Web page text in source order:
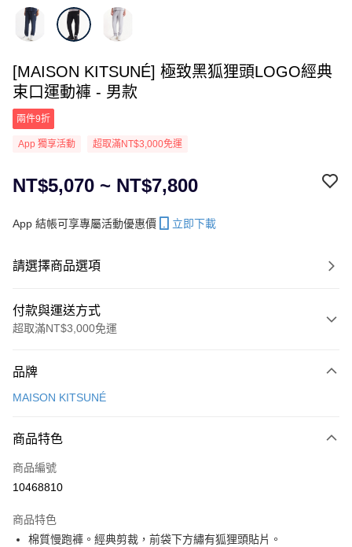
[MAISON KITSUNÉ] 極致黑狐狸頭LOGO經典
束口運動褲 - 男款
兩件9折
App 獨享活動 超取滿NT$3,000免運
NT$5,070 ~ NT$7,800
App 結帳可享專屬活動優惠價 立即下載
請選擇商品選項
付款與運送方式
超取滿NT$3,000免運
信用卡一次付款
ATM付款
每筆NT$100，滿NT$3,000(含以上)免運費
品牌
MAISON KITSUNÉ
商品特色
商品編號
10468810
商品特色
棉質慢跑褲。經典剪裁，前袋下方繡有狐狸頭貼片。